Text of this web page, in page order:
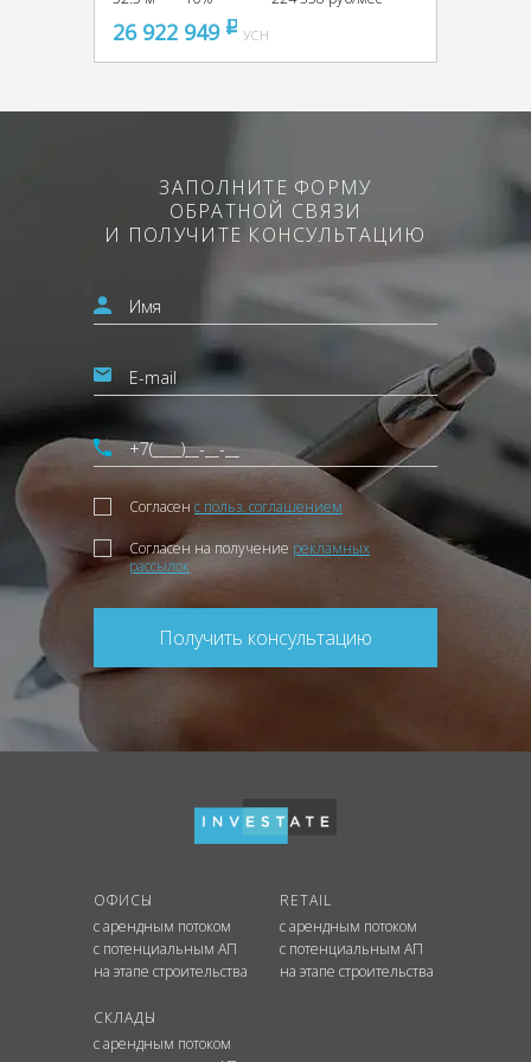
26 922 949 pуб
УСН
ЗАПОЛНИТЕ ФОРМУ
ОБРАТНОЙ СВЯЗИ
И ПОЛУЧИТЕ КОНСУЛЬТАЦИЮ
Согласен с польз. соглашением
Согласен на получение рекламных
рассылок
Получить консультацию
ОФИСЫ
с арендным потоком
с потенциальным АП
на этапе строительства
RETAIL
с арендным потоком
с потенциальным АП
на этапе строительства
СКЛАДЫ
с арендным потоком